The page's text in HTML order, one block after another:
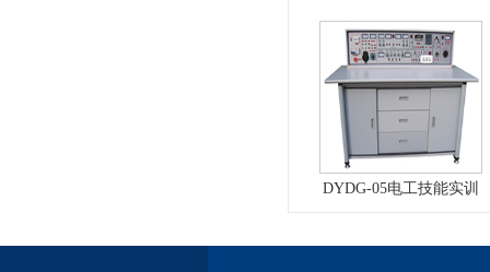
型）
DYDG-05电工技能实训